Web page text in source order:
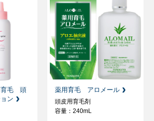
育毛 頭
ン
薬用育毛 アロメール
頭皮用育毛剤
容量：240mL